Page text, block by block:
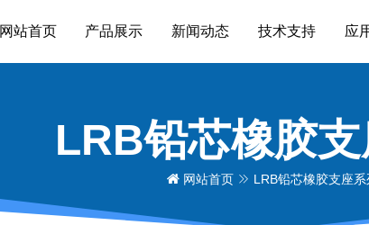
网站首页 产品展示 新闻动态 技术支持 应
LRB铅芯橡胶支
网站首页 LRB铅芯橡胶支座系